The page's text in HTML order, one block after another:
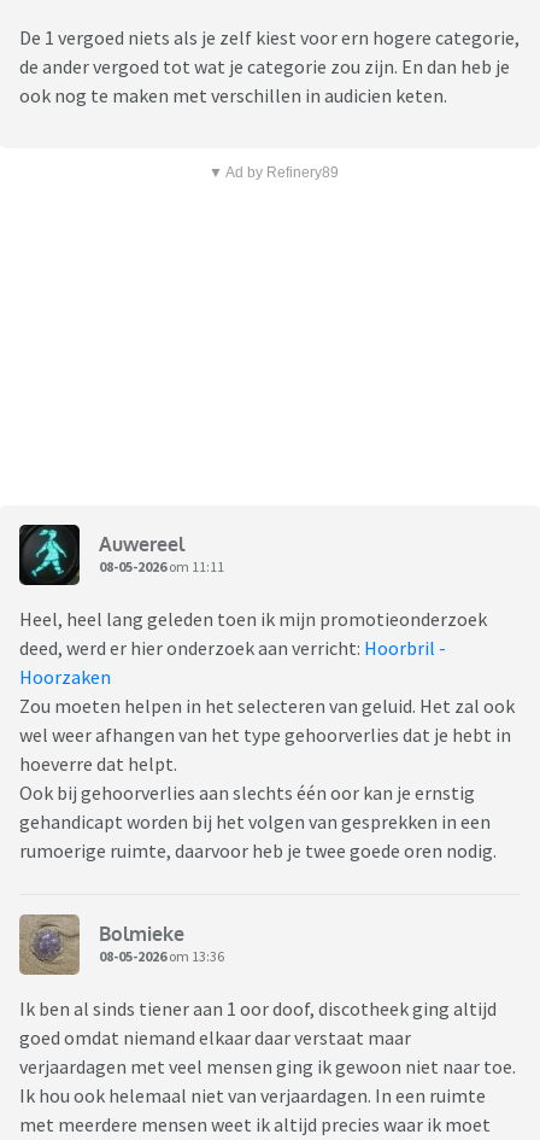
De 1 vergoed niets als je zelf kiest voor ern hogere categorie,
de ander vergoed tot wat je categorie zou zijn. En dan heb je
ook nog te maken met verschillen in audicien keten.
▼ Ad by Refinery89
Auwereel
08-05-2026om 11:11
Heel, heel lang geleden toen ik mijn promotieonderzoek
deed, werd er hier onderzoek aan verricht: Hoorbril -
Hoorzaken
Zou moeten helpen in het selecteren van geluid. Het zal ook
wel weer afhangen van het type gehoorverlies dat je hebt in
hoeverre dat helpt.
Ook bij gehoorverlies aan slechts één oor kan je ernstig
gehandicapt worden bij het volgen van gesprekken in een
rumoerige ruimte, daarvoor heb je twee goede oren nodig.
Bolmieke
08-05-2026om 13:36
Ik ben al sinds tiener aan 1 oor doof, discotheek ging altijd
goed omdat niemand elkaar daar verstaat maar
verjaardagen met veel mensen ging ik gewoon niet naar toe.
Ik hou ook helemaal niet van verjaardagen. In een ruimte
met meerdere mensen weet ik altijd precies waar ik moet